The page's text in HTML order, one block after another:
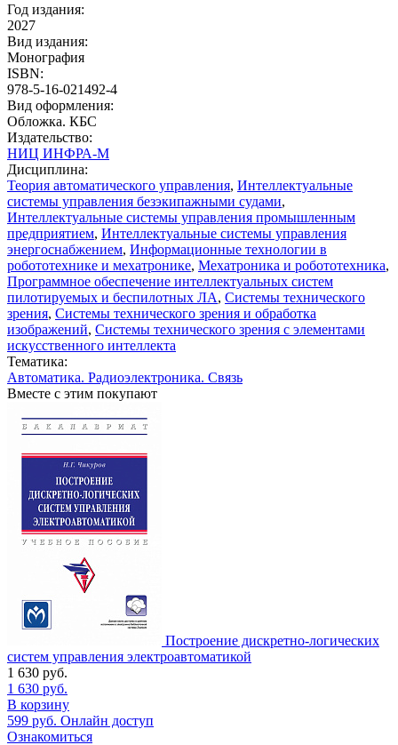
Год издания:
2027
Вид издания:
Монография
ISBN:
978-5-16-021492-4
Вид оформления:
Обложка. КБС
Издательство:
НИЦ ИНФРА-М
Дисциплина:
Теория автоматического управления, Интеллектуальные
системы управления безэкипажными судами,
Интеллектуальные системы управления промышленным
предприятием, Интеллектуальные системы управления
энергоснабжением, Информационные технологии в
робототехнике и мехатронике, Мехатроника и робототехника,
Программное обеспечение интеллектуальных систем
пилотируемых и беспилотных ЛА, Системы технического
зрения, Системы технического зрения и обработка
изображений, Системы технического зрения с элементами
искусственного интеллекта
Тематика:
Автоматика. Радиоэлектроника. Связь
Вместе с этим покупают
Построение дискретно-логических
систем управления электроавтоматикой
1 630 руб.
1 630 руб.
В корзину
599 руб. Онлайн доступ
Ознакомиться